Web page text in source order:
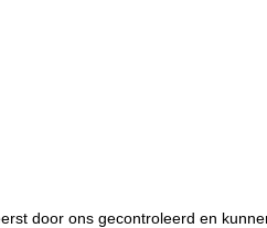
door ons gecontroleerd en